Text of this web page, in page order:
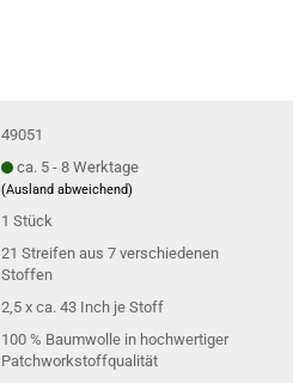
49051
ca. 5 - 8 Werktage
(Ausland abweichend)
1Stück
21 Streifen aus 7 verschiedenen
Stoffen
2,5 x ca. 43 Inch je Stoff
100 % Baumwolle in hochwertiger
Patchworkstoffqualität